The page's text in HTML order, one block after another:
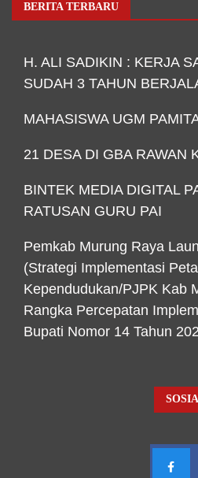
BERITA TERBARU
H. ALI SADIKIN : KERJA
SUDAH 3 TAHUN
MAHASISWA UGM
21 DESA DI GBA RAWAN
BINTEK MEDIA DIGITAL
RATUSAN GURU PAI
Pemkab Murung Raya
(Strategi Implementasi
Kependudukan/PJPK Kab
Rangka Percepatan
Bupati Nomor 14 Tahun